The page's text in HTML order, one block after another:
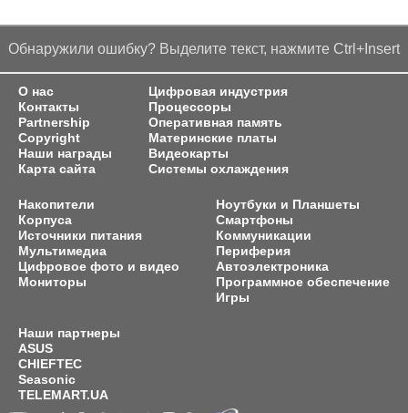
Обнаружили ошибку? Выделите текст, нажмите Ctrl+Insert
О нас
Контакты
Partnership
Copyright
Наши награды
Карта сайта
Цифровая индустрия
Процессоры
Оперативная память
Материнские платы
Видеокарты
Системы охлаждения
Накопители
Корпуса
Источники питания
Мультимедиа
Цифровое фото и видео
Мониторы
Ноутбуки и Планшеты
Смартфоны
Коммуникации
Периферия
Автоэлектроника
Программное обеспечение
Игры
Наши партнеры
ASUS
CHIEFTEC
Seasonic
TELEMART.UA